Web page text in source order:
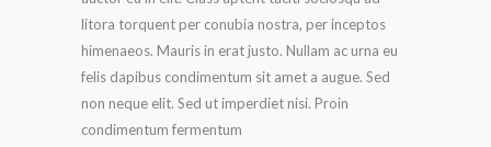
litora torquent per conubia nostra, per inceptos
himenaeos. Mauris in erat justo. Nullam ac urna eu
felis dapibus condimentum sit amet a augue. Sed
non neque elit. Sed ut imperdiet nisi. Proin
condimentum fermentum